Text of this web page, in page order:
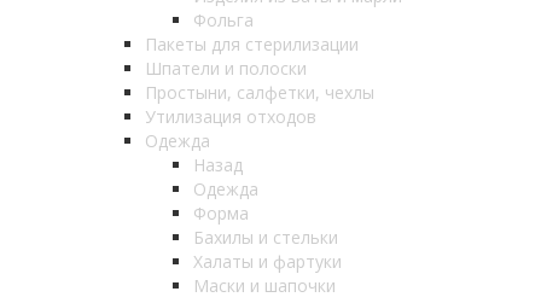
Фольга
Пакеты для стерилизации
Шпатели и полоски
Простыни, салфетки, чехлы
Утилизация отходов
Одежда
Назад
Одежда
Форма
Бахилы и стельки
Халаты и фартуки
Маски и шапочки